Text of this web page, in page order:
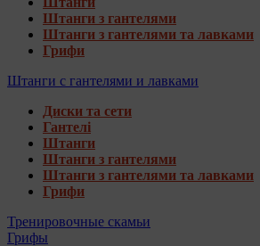
Штанги з гантелями
Штанги з гантелями та лавками
Грифи
Штанги с гантелями и лавками
Диски та сети
Гантелі
Штанги
Штанги з гантелями
Штанги з гантелями та лавками
Грифи
Тренировочные скамьи
Грифы